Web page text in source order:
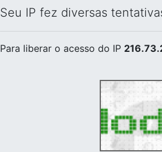
Seu IP fez diversas
Para liberar o acesso do IP